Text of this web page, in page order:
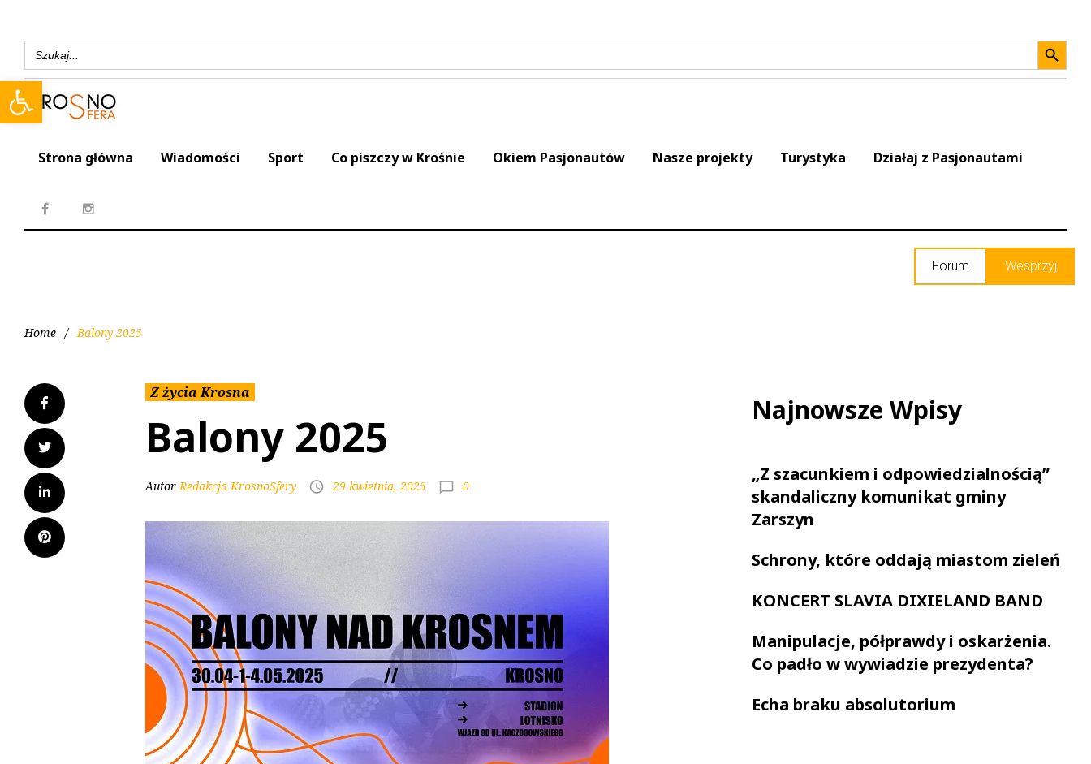
Open toolbar
Search
for:
Search
Strona główna Wiadomości Sport Co piszczy w Krośnie Okiem Pasjonautów Nasze projekty Turystyka Działaj z Pasjonautami
Forum Wesprzyj
Home / Balony 2025
Z życia Krosna
Balony 2025
AutorRedakcja KrosnoSfery 29 kwietnia, 2025 0
Najnowsze Wpisy
„Z szacunkiem i odpowiedzialnością”
skandaliczny komunikat gminy
Zarszyn
Schrony, które oddają miastom zieleń
KONCERT SLAVIA DIXIELAND BAND
Manipulacje, półprawdy i oskarżenia.
Co padło w wywiadzie prezydenta?
Echa braku absolutorium